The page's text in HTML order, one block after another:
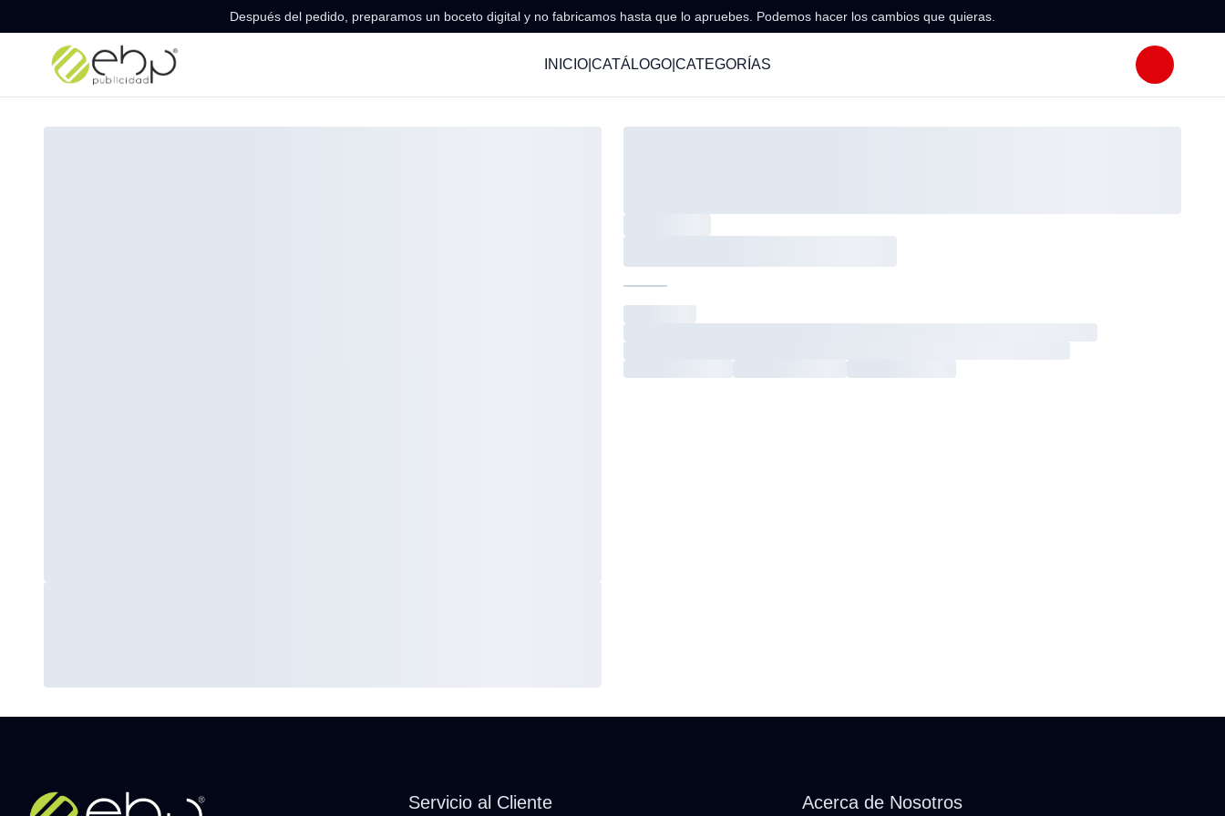
Después del pedido, preparamos un boceto digital y no fabricamos hasta que lo apruebes. Podemos hacer los cambios que quieras.
INICIO| CATÁLOGO| CATEGORÍAS
Servicio al Cliente Acerca de Nosotros